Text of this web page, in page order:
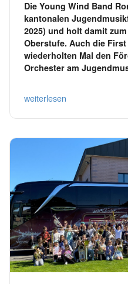
Die Young Wind Band
kantonalen
2025) und holt damit
Oberstufe. Auch die
wiederholten Mal den
Orchester am
weiterlesen